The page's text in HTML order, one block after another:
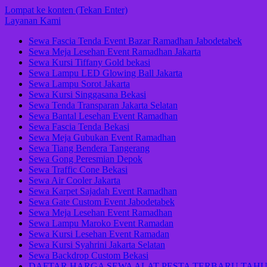
Lompat ke konten (Tekan Enter)
Layanan Kami
Sewa Fascia Tenda Event Bazar Ramadhan Jabodetabek
Sewa Meja Lesehan Event Ramadhan Jakarta
Sewa Kursi Tiffany Gold bekasi
Sewa Lampu LED Glowing Ball Jakarta
Sewa Lampu Sorot Jakarta
Sewa Kursi Singgasana Bekasi
Sewa Tenda Transparan Jakarta Selatan
Sewa Bantal Lesehan Event Ramadhan
Sewa Fascia Tenda Bekasi
Sewa Meja Gubukan Event Ramadhan
Sewa Tiang Bendera Tangerang
Sewa Gong Peresmian Depok
Sewa Traffic Cone Bekasi
Sewa Air Cooler Jakarta
Sewa Karpet Sajadah Event Ramadhan
Sewa Gate Custom Event Jabodetabek
Sewa Meja Lesehan Event Ramadhan
Sewa Lampu Maroko Event Ramadan
Sewa Kursi Lesehan Event Ramadan
Sewa Kursi Syahrini Jakarta Selatan
Sewa Backdrop Custom Bekasi